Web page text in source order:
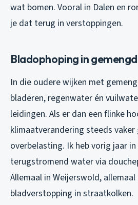
wat bomen. Vooral in Dalen en
je dat terug in verstoppingen.
Bladophoping in
In die oudere wijken met
bladeren, regenwater én
leidingen. Als er dan een flinke
klimaatverandering steeds
overbelasting. Ik heb vorig jaar
terugstromend water via
Allemaal in Weijerswold,
bladverstopping in straatkolken.